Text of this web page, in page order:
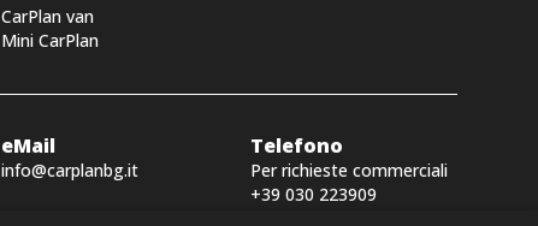
CarPlan van
Mini CarPlan
eMail
info@carplanbg.it
Telefono
Per richieste commerciali
+39 030 223909